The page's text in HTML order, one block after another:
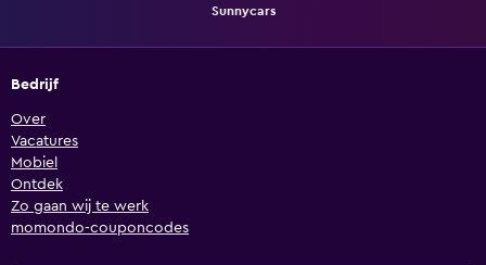
Sunnycars
Bedrijf
Over
Vacatures
Mobiel
Ontdek
Zo gaan wij te werk
momondo-couponcodes